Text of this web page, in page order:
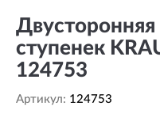
ступенек
124753
Артикул: 124753